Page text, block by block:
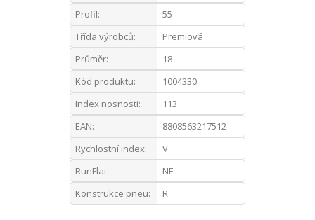
Profil:
55
Třída výrobců:
Premiová
Průměr:
18
Kód produktu:
1004330
Index nosnosti:
113
EAN:
8808563217512
Rychlostní index:
V
RunFlat:
NE
Konstrukce pneu:
R